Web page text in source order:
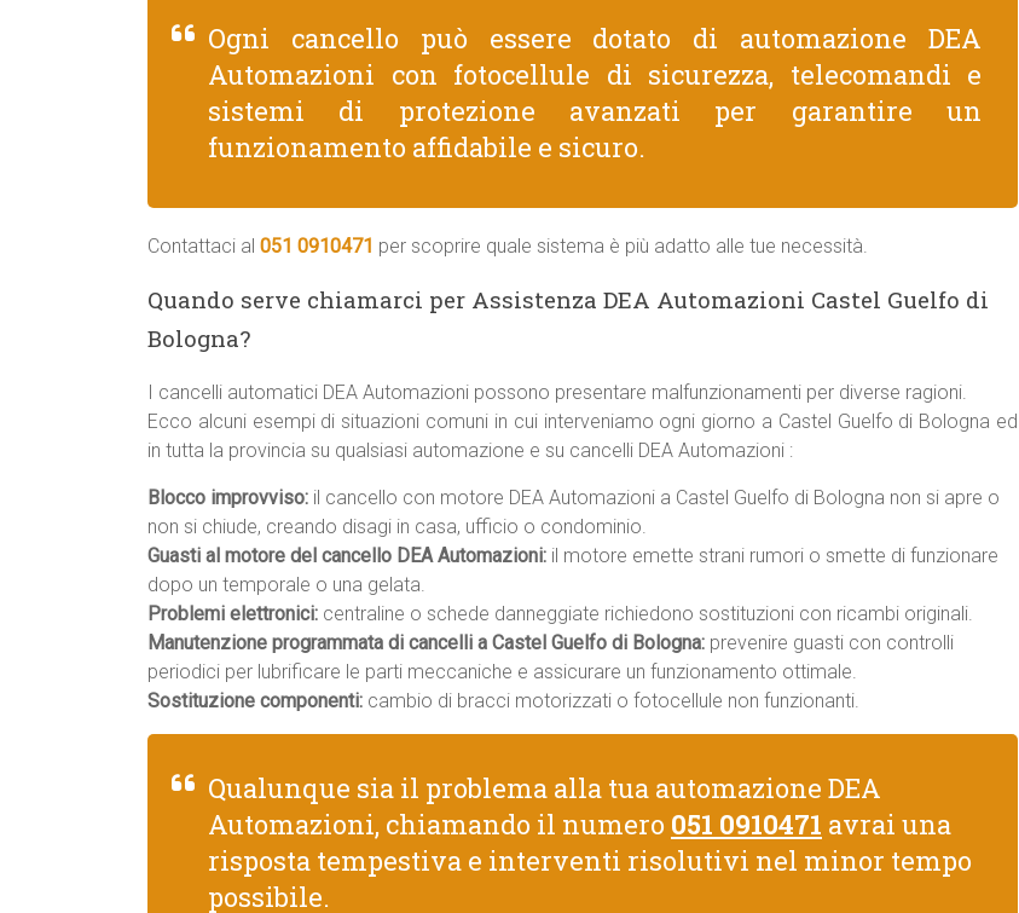
Ogni cancello può essere dotato di automazione DEA
Automazioni con fotocellule di sicurezza, telecomandi e
sistemi di protezione avanzati per garantire un
funzionamento affidabile e sicuro.
Contattaci al 051 0910471 per scoprire quale sistema è più adatto alle tue necessità.
Quando serve chiamarci per Assistenza DEA Automazioni Castel Guelfo di
Bologna?
I cancelli automatici DEA Automazioni possono presentare malfunzionamenti per diverse ragioni.
Ecco alcuni esempi di situazioni comuni in cui interveniamo ogni giorno a Castel Guelfo di Bologna ed
in tutta la provincia su qualsiasi automazione e su cancelli DEA Automazioni :
Blocco improvviso: il cancello con motore DEA Automazioni a Castel Guelfo di Bologna non si apre o
non si chiude, creando disagi in casa, ufficio o condominio.
Guasti al motore del cancello DEA Automazioni: il motore emette strani rumori o smette di funzionare
dopo un temporale o una gelata.
Problemi elettronici: centraline o schede danneggiate richiedono sostituzioni con ricambi originali.
Manutenzione programmata di cancelli a Castel Guelfo di Bologna: prevenire guasti con controlli
periodici per lubrificare le parti meccaniche e assicurare un funzionamento ottimale.
Sostituzione componenti: cambio di bracci motorizzati o fotocellule non funzionanti.
Qualunque sia il problema alla tua automazione DEA
Automazioni, chiamando il numero 051 0910471 avrai una
risposta tempestiva e interventi risolutivi nel minor tempo
possibile.